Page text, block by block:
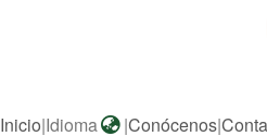
Inicio|Idioma |Conócenos|